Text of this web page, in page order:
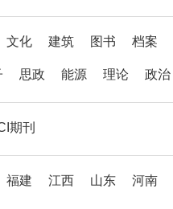
文化 建筑 图书 档案
思政 能源 理论 政治
期刊
福建 江西 山东 河南